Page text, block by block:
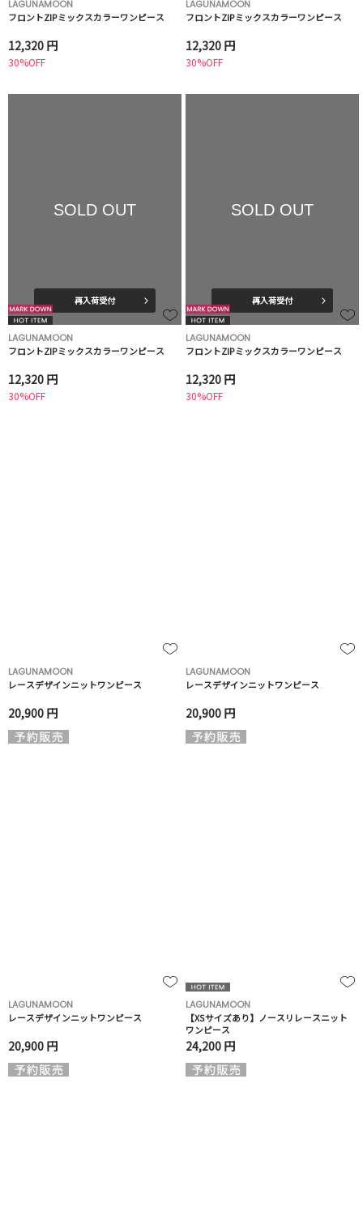
LAGUNAMOON
フロントZIPミックスカラーワンピース
12,320 円
30%OFF
LAGUNAMOON
フロントZIPミックスカラーワンピース
12,320 円
30%OFF
SOLD OUT
再入荷受付
LAGUNAMOON
フロントZIPミックスカラーワンピース
12,320 円
30%OFF
SOLD OUT
再入荷受付
LAGUNAMOON
フロントZIPミックスカラーワンピース
12,320 円
30%OFF
LAGUNAMOON
レースデザインニットワンピース
20,900 円
LAGUNAMOON
レースデザインニットワンピース
20,900 円
LAGUNAMOON
レースデザインニットワンピース
20,900 円
LAGUNAMOON
【XSサイズあり】ノースリレースニット
ワンピース
24,200 円